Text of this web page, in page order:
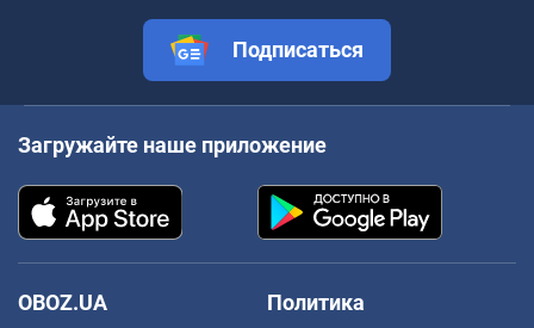
Подписаться
Загружайте наше приложение
OBOZ.UA
Политика